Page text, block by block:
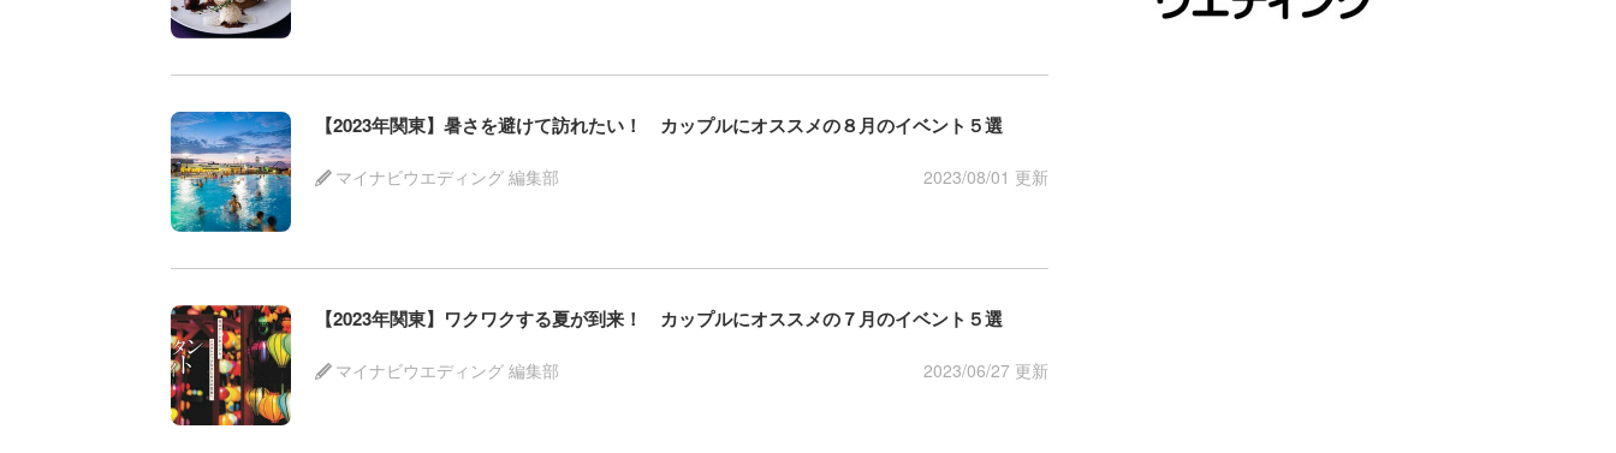
【2023年関東】暑さを避けて訪れたい！ カップルにオススメの８月のイベント５選
マイナビウエディング 編集部 2023/08/01 更新
【2023年関東】ワクワクする夏が到来！ カップルにオススメの７月のイベント５選
マイナビウエディング 編集部 2023/06/27 更新